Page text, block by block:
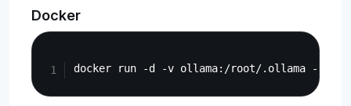
Docker